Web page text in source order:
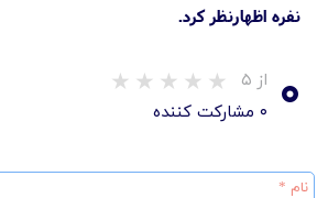
نفره اظهارنظر کرد.
۰ از ۵
۰ مشارکت کننده